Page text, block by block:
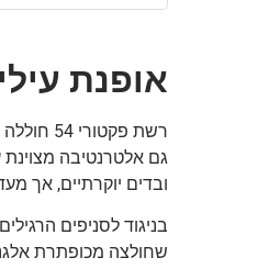
אופנת
רשת
ובדים יוקרתיים, אך
בניגוד לסניפים
שחולצה מכופתרת